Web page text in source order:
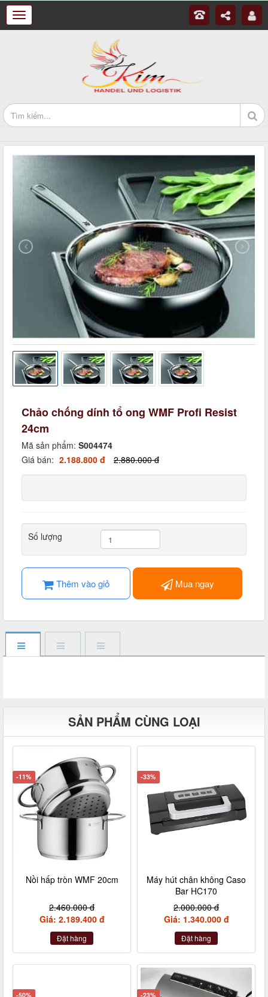
Chảo chống dính tổ ong WMF Profi Resist
24cm
Mã sản phẩm: S004474
Giá bán: 2.188.800 đ 2.880.000 đ
Số lượng
Thêm vào giỏ Mua ngay
SẢN PHẨM CÙNG LOẠI
-11%
Nồi hấp tròn WMF 20cm
2.460.000 đ
Giá: 2.189.400 đ
Đặt hàng
-33%
Máy hút chân không Caso
Bar HC170
2.000.000 đ
Giá: 1.340.000 đ
Đặt hàng
-50% -23%